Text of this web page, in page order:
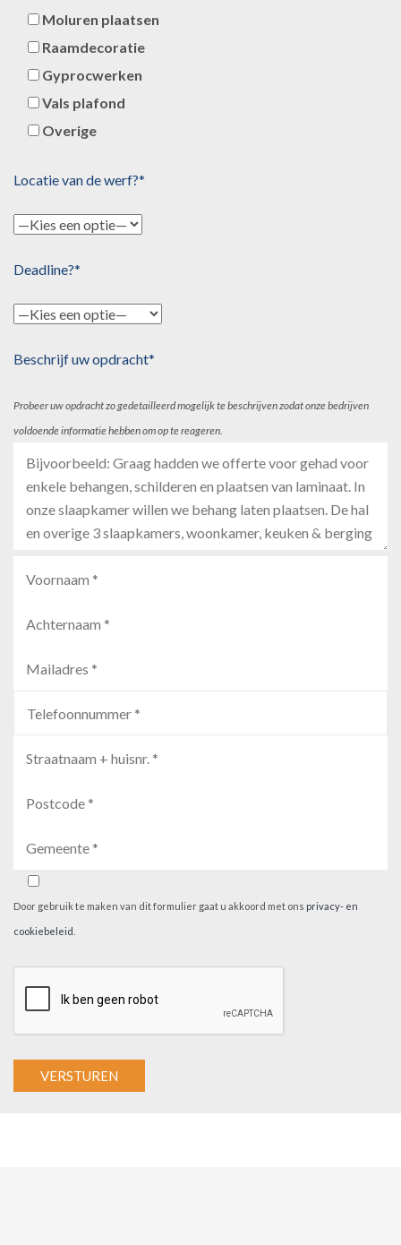
Moluren plaatsen
Raamdecoratie
Gyprocwerken
Vals plafond
Overige
Locatie van de werf?*
Deadline?*
Beschrijf uw opdracht*
Probeer uw opdracht zo gedetailleerd mogelijk te beschrijven zodat onze bedrijven
voldoende informatie hebben om op te reageren.
Door gebruik te maken van dit formulier gaat u akkoord met ons privacy- en
cookiebeleid